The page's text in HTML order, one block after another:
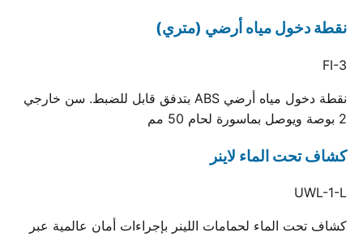
نقطة دخول مياه أرضي (متري)
FI-3
نقطة دخول مياه أرضي ABS بتدفق قابل للضبط. سن خارجي
2 بوصة ويوصل بماسورة لحام 50 مم
كشاف تحت الماء لاينر
UWL-1-L
كشاف تحت الماء لحمامات اللينر بإجراءات أمان عالمية عبر